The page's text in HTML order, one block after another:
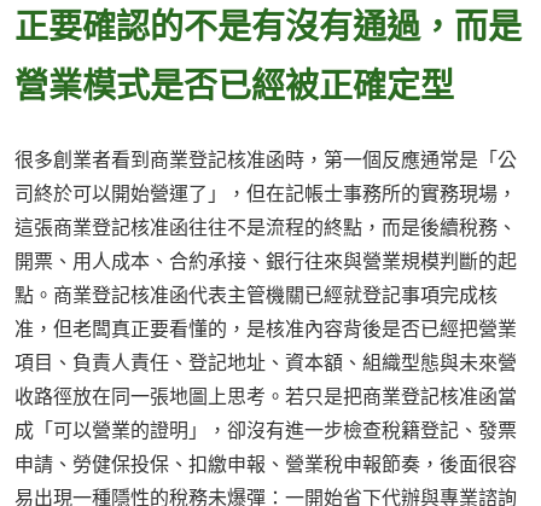
正要確認的不是有沒有通過，而是
營業模式是否已經被正確定型
很多創業者看到商業登記核准函時，第一個反應通常是「公
司終於可以開始營運了」，但在記帳士事務所的實務現場，
這張商業登記核准函往往不是流程的終點，而是後續稅務、
開票、用人成本、合約承接、銀行往來與營業規模判斷的起
點。商業登記核准函代表主管機關已經就登記事項完成核
准，但老闆真正要看懂的，是核准內容背後是否已經把營業
項目、負責人責任、登記地址、資本額、組織型態與未來營
收路徑放在同一張地圖上思考。若只是把商業登記核准函當
成「可以營業的證明」，卻沒有進一步檢查稅籍登記、發票
申請、勞健保投保、扣繳申報、營業稅申報節奏，後面很容
易出現一種隱性的稅務未爆彈：一開始省下代辦與專業諮詢